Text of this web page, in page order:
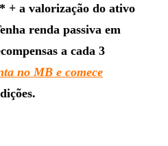
+ a valorização do ativo
renda passiva em
a cada 3
no MB e comece